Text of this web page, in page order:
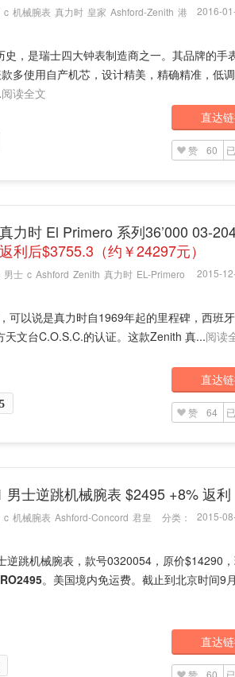
2016-
c 机械腕表 真力时 皇家 Ashford-Zenith 港
，是瑞士四大钟表制造商之一。其品牌的手
多使用自产机芯，设计精美，精确精准，低
阅读全文
直达
赞 60
力时 El Primero 系列36’000 03-
返利后$3755.3（约￥24297元）
2015-
男士 c Ashford Zenith 真力时 EL-Primero
可以说是真力时自1969年起的里程碑，西班
天文台C.O.S.C.的认证。这款Zenith 真...阅读
直达
赞 64
士逆跳机械腕表 $2495 +8% 返利
2015-
c 机械腕表 Ashford-Concord 君皇
分类：
跳机械腕表，款号0320054，原价$14290
。美国境内免运费。截止到北京时间9
直达